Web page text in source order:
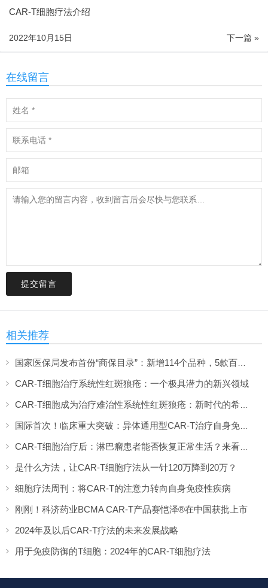
CAR-T细胞疗法介绍
下一篇 »
2022年10月15日
在线留言
提交留言
相关推荐
国家医保局发布首份“商保目录”：新增114个品种，5款百万级CAR-T疗法首次纳入
CAR-T细胞治疗系统性红斑狼疮：一个极具潜力的新兴领域
CAR-T细胞成为治疗难治性系统性红斑狼疮：新时代的希望？
国际首次！临床重大突破：异体通用型CAR-T治疗自身免疫疾病获进展
CAR-T细胞治疗后：淋巴瘤患者能否恢复正常生活？来看研究结果
是什么方法，让CAR-T细胞疗法从一针120万降到20万？
细胞疗法周刊：将CAR-T的注意力转向自身免疫性疾病
刚刚！科济药业BCMA CAR-T产品赛恺泽®在中国获批上市
2024年及以后CAR-T疗法的未来发展战略
用于免疫防御的T细胞：2024年的CAR-T细胞疗法